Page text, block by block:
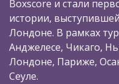
Boxscore и стали
истории,
Лондоне. В рамках
Анджелесе, Чикаго,
Лондоне, Париже,
Сеуле.